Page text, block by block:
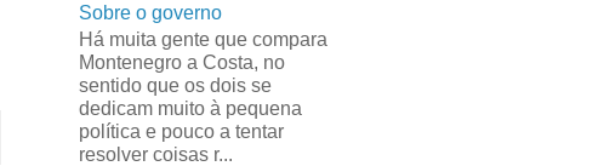
Sobre o governo
Há muita gente que compara
Montenegro a Costa, no
sentido que os dois se
dedicam muito à pequena
política e pouco a tentar
resolver coisas r...